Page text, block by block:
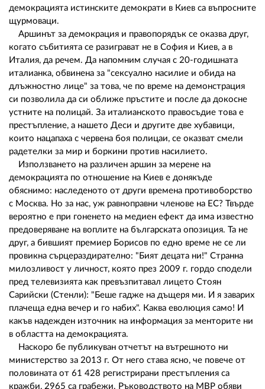
демокрацията истинските демократи в Киев са въпросните
щурмоваци.
Аршинът за демокрация и правопорядък се оказва друг,
когато събитията се разиграват не в София и Киев, а в
Италия, да речем. Да напомним случая с 20-годишната
италианка, обвинена за "сексуално насилие и обида на
длъжностно лице" за това, че по време на демонстрация
си позволила да си оближе пръстите и после да докосне
устните на полицай. За италианското правосъдие това е
престъпление, а нашето Деси и другите две хубавици,
които нацапаха с червена боя полицаи, се оказват смели
радетелки за мир и боркини против насилието.
Използването на различен аршин за мерене на
демокрацията по отношение на Киев е донякъде
обяснимо: наследеното от други времена противоборство
с Москва. Но за нас, уж равноправни членове на ЕС? Твърде
вероятно е при гоненето на медиен ефект да има известно
предоверяване на воплите на българската опозиция. Та не
друг, а бившият премиер Борисов по едно време не се ли
провикна сърцераздирателно: "Бият децата ни!" Странна
милозливост у личност, която през 2009 г. гордо сподели
пред телевизията как превъзпитавал лицето Стоян
Сарийски (Стенли): "Беше гадже на дъщеря ми. И я заварих
плачеща една вечер и го набих". Каква еволюция само! И
какъв надежден източник на информация за менторите ни
в областта на демокрацията.
Наскоро бе публикуван отчетът на вътрешното ни
министерство за 2013 г. От него става ясно, че повече от
половината от 61 428 регистрирани престъпления са
кражби, 2965 са грабежи. Ръководството на МВР обяви